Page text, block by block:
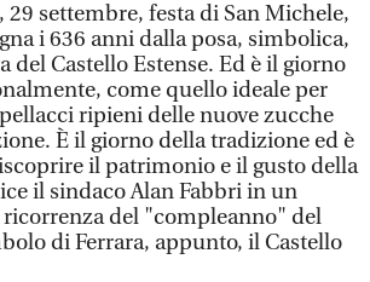
29 settembre, festa di San Michele,
i 636 anni dalla posa, simbolica,
del Castello Estense. Ed è il giorno
come quello ideale per
ripieni delle nuove zucche
È il giorno della tradizione ed è
il patrimonio e il gusto della
il sindaco Alan Fabbri in un
ricorrenza del "compleanno" del
di Ferrara, appunto, il Castello